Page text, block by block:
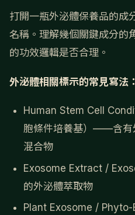
打開一瓶外泌體保養品的成
名稱。理解幾個關鍵成分的
的功效邏輯是否合理。
外泌體相關標示的常見寫法：
Human Stem Cell
胞條件培養基）——含有
混合物
Exosome Extract /
的外泌體萃取物
Plant Exosome /